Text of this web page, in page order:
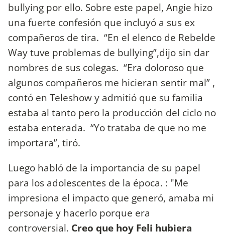
bullying por ello. Sobre este papel, Angie hizo
una fuerte confesión que incluyó a sus ex
compañeros de tira. “En el elenco de Rebelde
Way tuve problemas de bullying”,dijo sin dar
nombres de sus colegas. “Era doloroso que
algunos compañeros me hicieran sentir mal” ,
contó en Teleshow y admitió que su familia
estaba al tanto pero la producción del ciclo no
estaba enterada. “Yo trataba de que no me
importara”, tiró.
Luego habló de la importancia de su papel
para los adolescentes de la época. : "Me
impresiona el impacto que generó, amaba mi
personaje y hacerlo porque era
controversial. Creo que hoy Feli hubiera